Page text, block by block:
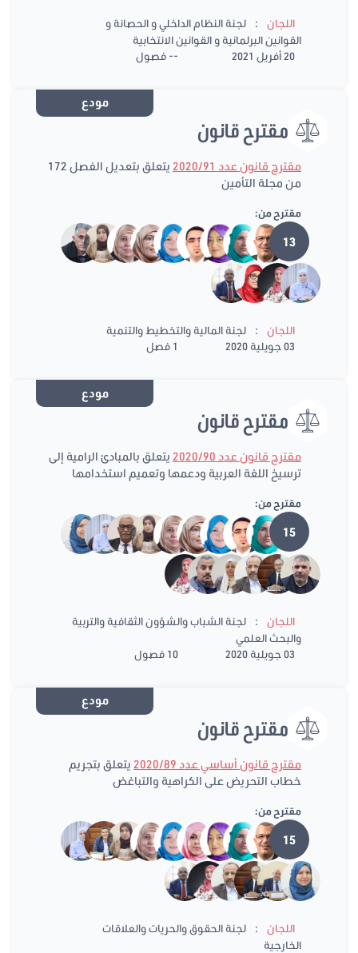
اللجان :
لجنة النظام الداخلي و الحصانة و
القوانين البرلمانية و القوانين الانتخابية
20 أفريل 2021
-- فصول
مودع
مقترح قانون
مقترح قانون عدد 2020/91
يتعلق بتعديل الفصل 172
من مجلة التأمين
مقترح من:
13
اللجان :
لجنة المالية والتخطيط والتنمية
03 جويلية 2020
1 فصل
مودع
مقترح قانون
مقترح قانون عدد 2020/90
يتعلق بالمبادئ الرامية إلى
ترسيخ اللغة العربية ودعمها وتعميم استخدامها
مقترح من:
15
اللجان :
لجنة الشباب والشؤون الثقافية والتربية
والبحث العلمي
03 جويلية 2020
10 فصول
مودع
مقترح قانون
مقترح قانون أساسي عدد 2020/89
يتعلق بتجريم
خطاب التحريض على الكراهية والتباغض
مقترح من:
15
اللجان :
لجنة الحقوق والحريات والعلاقات
الخارجية